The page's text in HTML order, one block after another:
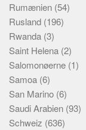
Rumænien (54)
Rusland (196)
Rwanda (3)
Saint Helena (2)
Salomonøerne (1)
Samoa (6)
San Marino (6)
Saudi Arabien (93)
Schweiz (636)